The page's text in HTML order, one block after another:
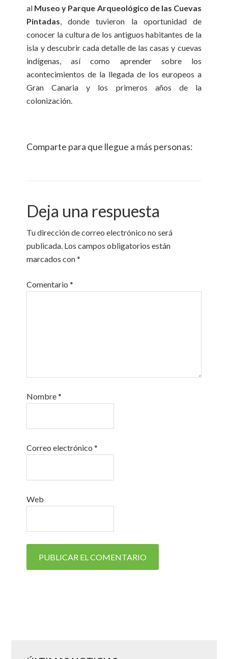
al Museo y Parque Arqueológico de las Cuevas
Pintadas , donde tuvieron la oportunidad de
conocer la cultura de los antiguos habitantes de la
isla y descubrir cada detalle de las casas y cuevas
indígenas, así como aprender sobre los
acontecimientos de la llegada de los europeos a
Gran Canaria y los primeros años de la
colonización.
Comparte para que llegue a más personas:
Deja una respuesta
Tu dirección de correo electrónico no será
publicada. Los campos obligatorios están
marcados con*
Comentario*
Nombre*
Correo electrónico*
Web